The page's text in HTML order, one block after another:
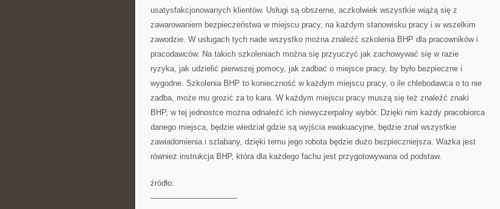
usatysfakcjonowanych klientów. Usługi są obszerne, aczkolwiek wszystkie wiążą się z
zawarowaniem bezpieczeństwa w miejscu pracy, na każdym stanowisku pracy i w wszelkim
zawodzie. W usługach tych nade wszystko można znaleźć szkolenia BHP dla pracowników i
pracodawców. Na takich szkoleniach można się przyuczyć jak zachowywać się w razie
ryzyka, jak udzielić pierwszej pomocy, jak zadbać o miejsce pracy, by było bezpieczne i
wygodne. Szkolenia BHP to konieczność w każdym miejscu pracy, o ile chlebodawca o to nie
zadba, może mu grozić za to kara. W każdym miejscu pracy muszą się też znaleźć znaki
BHP, w tej jednostce można odnaleźć ich niewyczerpalny wybór. Dzięki nim każdy pracobiorca
danego miejsca, będzie wiedział gdzie są wyjścia ewakuacyjne, będzie znał wszystkie
zawiadomienia i szlabany, dzięki temu jego robota będzie dużo bezpieczniejsza. Ważka jest
również instrukcja BHP, która dla każdego fachu jest przygotowywana od podstaw.
źródło:
———————————